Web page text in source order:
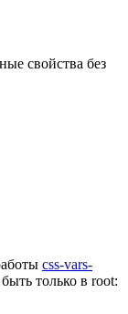
свойства без
css-vars-
только в root: